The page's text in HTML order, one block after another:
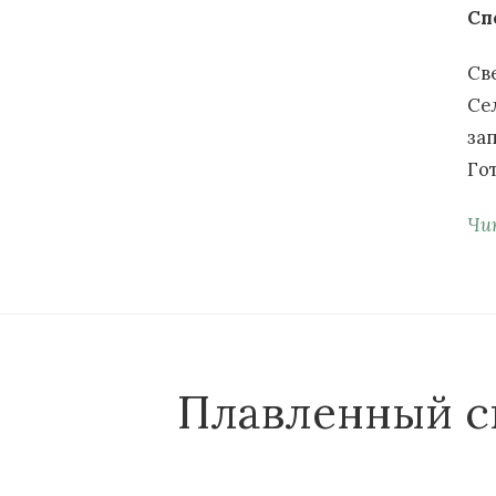
Плавленный